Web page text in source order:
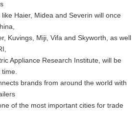
Haier, Midea and Severin will once
Kuvings, Miji, Vifa and Skyworth, as well
Appliance Research Institute, will be
time.
brands from around the world with
of the most important cities for trade